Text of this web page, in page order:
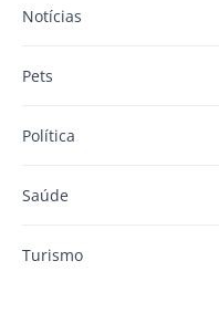
Notícias
Pets
Política
Saúde
Turismo